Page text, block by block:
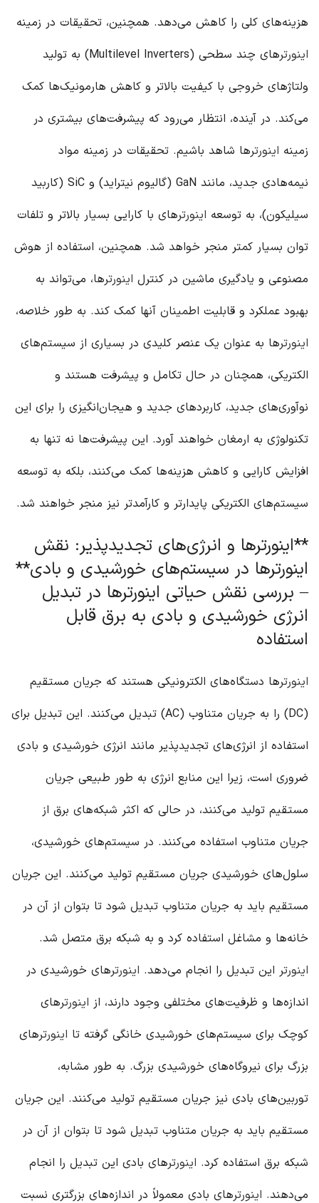
هزینه‌های کلی را کاهش می‌دهد. همچنین، تحقیقات در زمینه
اینورتر
های چند سطحی (Multilevel Inverters) به تولید
ولتاژهای خروجی با کیفیت بالاتر و کاهش هارمونیک‌ها کمک
می‌کند. در آینده، انتظار می‌رود که پیشرفت‌های بیشتری در
زمینه اینورترها شاهد باشیم. تحقیقات در زمینه مواد
نیمه‌هادی جدید، مانند GaN (گالیوم نیتراید) و SiC (کاربید
سیلیکون)، به توسعه اینورترهای با کارایی بسیار بالاتر و تلفات
توان بسیار کمتر منجر خواهد شد. همچنین، استفاده از هوش
مصنوعی و یادگیری ماشین در کنترل اینورترها، می‌تواند به
بهبود عملکرد و قابلیت اطمینان آنها کمک کند. به طور خلاصه،
اینورترها به عنوان یک عنصر کلیدی در بسیاری از سیستم‌های
الکتریکی، همچنان در حال تکامل و پیشرفت هستند و
نوآوری‌های جدید، کاربردهای جدید و هیجان‌انگیزی را برای این
تکنولوژی به ارمغان خواهند آورد. این پیشرفت‌ها نه تنها به
افزایش کارایی و کاهش هزینه‌ها کمک می‌کنند، بلکه به توسعه
سیستم‌های الکتریکی پایدارتر و کارآمدتر نیز منجر خواهند شد.
**اینورترها و انرژی‌های تجدیدپذیر: نقش
اینورترها در سیستم‌های خورشیدی و بادی**
– بررسی نقش حیاتی اینورترها در تبدیل
انرژی خورشیدی و بادی به برق قابل
استفاده
اینورترها دستگاه‌های الکترونیکی هستند که جریان مستقیم
(DC) را به جریان متناوب (AC) تبدیل می‌کنند. این تبدیل برای
استفاده از انرژی‌های تجدیدپذیر مانند انرژی خورشیدی و بادی
ضروری است، زیرا این منابع انرژی به طور طبیعی جریان
مستقیم تولید می‌کنند، در حالی که اکثر شبکه‌های برق از
جریان متناوب استفاده می‌کنند. در سیستم‌های خورشیدی،
سلول‌های خورشیدی جریان مستقیم تولید می‌کنند. این جریان
مستقیم باید به جریان متناوب تبدیل شود تا بتوان از آن در
خانه‌ها و مشاغل استفاده کرد و به شبکه برق متصل شد.
اینورتر این تبدیل را انجام می‌دهد. اینورترهای خورشیدی در
اندازه‌ها و ظرفیت‌های مختلفی وجود دارند، از اینورترهای
کوچک برای سیستم‌های خورشیدی خانگی گرفته تا اینورترهای
بزرگ برای نیروگاه‌های خورشیدی بزرگ. به طور مشابه،
توربین‌های بادی نیز جریان مستقیم تولید می‌کنند. این جریان
مستقیم باید به جریان متناوب تبدیل شود تا بتوان از آن در
شبکه برق استفاده کرد. اینورترهای بادی این تبدیل را انجام
می‌دهند. اینورترهای بادی معمولاً در اندازه‌های بزرگتری نسبت